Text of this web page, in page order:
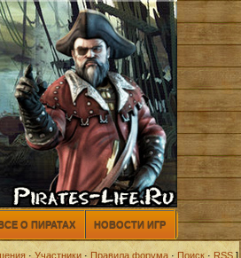
О ПИРАТАХ НОВОСТИ ИГР
· Участники · Правила форума · Поиск · RSS]